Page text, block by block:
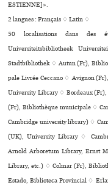
ESTIENNE]».
2 langues :Français ♢Latin ♢
50 localisations dans des
Universiteitsbibliotheek
Stadtbibliothek ♢ Autun (Fr),
pale Livrée Ceccano ♢ Avignon
University Library ♢ Bordeaux (Fr),
(Fr), Bibliothèque muni­ci­pale ♢
Cambridge university library) ♢
(UK), University Library ♢
Arnold Arboretum Library, Ernst
Library, etc.) ♢ Colmar (Fr),
Estado, Biblioteca Provincial ♢